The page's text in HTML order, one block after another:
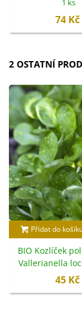
1 ks
74 Kč
2 OSTATNÍ
Přidat do
BIO Kozlíček
Vallerianella
semena -
45 Kč